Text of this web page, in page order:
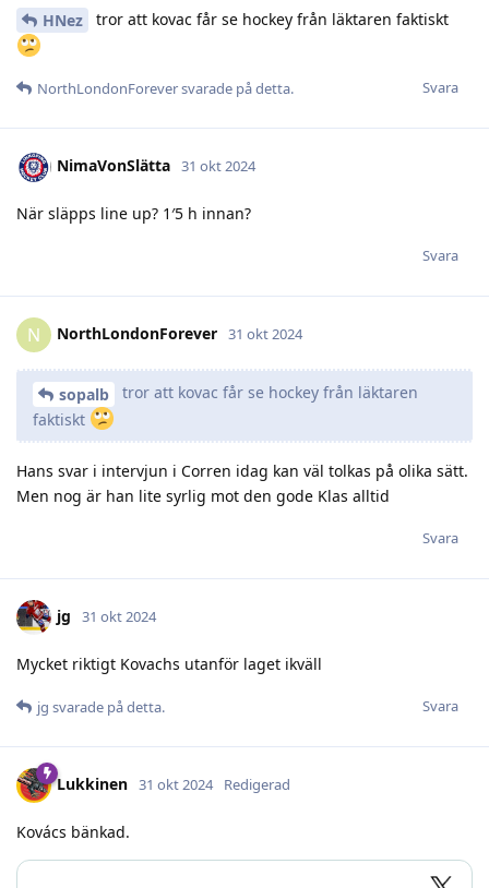
HNez tror att kovac får se hockey från läktaren faktiskt
Svara
NorthLondonForeversvarade på detta.
NimaVonSlätta 31 okt 2024
När släpps line up? 1′5 h innan?
Svara
N NorthLondonForever 31 okt 2024
sopalb
tror att kovac får se hockey från läktaren
faktiskt
Hans svar i intervjun i Corren idag kan väl tolkas på olika sätt.
Men nog är han lite syrlig mot den gode Klas alltid
Svara
jg 31 okt 2024
Mycket riktigt Kovachs utanför laget ikväll
Svara
jg svarade på detta.
Lukkinen 31 okt 2024 Redigerad
Kovács bänkad.